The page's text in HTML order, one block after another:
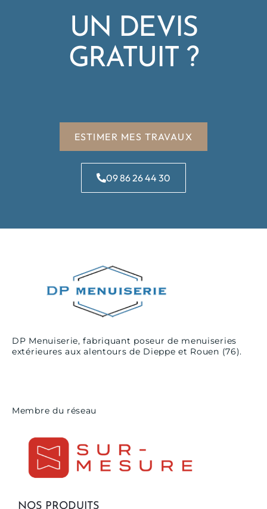
UN DEVIS
GRATUIT ?
ESTIMER MES TRAVAUX
09 86 26 44 30
DP Menuiserie, fabriquant poseur de menuiseries
extérieures aux alentours de Dieppe et Rouen (76).
Membre du réseau
NOS PRODUITS